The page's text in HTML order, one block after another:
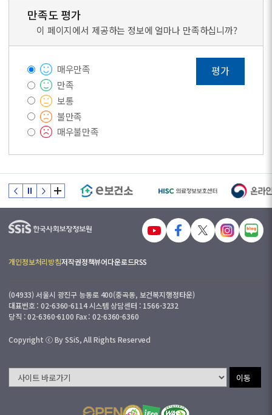
만족도 평가
이 페이지에서 제공하는 정보에 얼마나 만족하십니까?
매우만족
만족
보통
불만족
매우불만족
평가
개인정보처리방침저작권정책뷰어다운로드RSS
(04933) 서울시 광진구 능동로 400(중곡동, 보건복지행정타운)
대표번호 : 02-6360-6114 시스템 상담센터 : 1566-3232
당직 : 02-6360-6100 Fax : 02-6360-6360
Copyright ⓒ By SSiS, All Rights Reserved
이동